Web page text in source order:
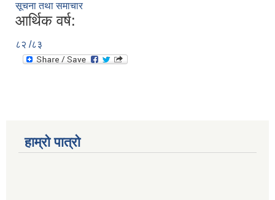
सूचना तथा समाचार
आर्थिक वर्ष:
८२ /८३
हाम्रो पात्रो